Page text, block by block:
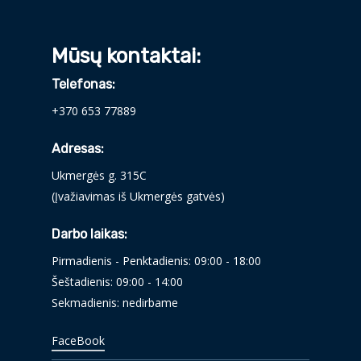
Mūsų kontaktai:
Telefonas:
+370 653 77889
Adresas:
Ukmergės g. 315C
(Įvažiavimas iš Ukmergės gatvės)
Darbo laikas:
Pirmadienis - Penktadienis: 09:00 - 18:00
Šeštadienis: 09:00 - 14:00
Sekmadienis: nedirbame
FaceBook